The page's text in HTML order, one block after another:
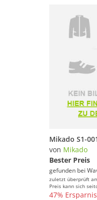
von Mikado
Bester Preis
gefunden bei
zuletzt überprüft
Preis kann sich
47% Ersparnis